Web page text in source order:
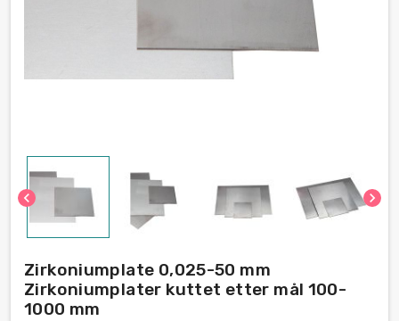
chevron_left chevron_right
Zirkoniumplate 0,025-50 mm
Zirkoniumplater kuttet etter mål 100-
1000 mm